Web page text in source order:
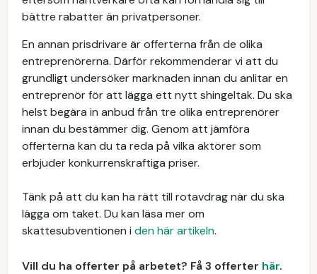
bättre rabatter än privatpersoner.
En annan prisdrivare är offerterna från de olika
entreprenörerna. Därför rekommenderar vi att du
grundligt undersöker marknaden innan du anlitar en
entreprenör för att lägga ett nytt shingeltak. Du ska
helst begära in anbud från tre olika entreprenörer
innan du bestämmer dig. Genom att jämföra
offerterna kan du ta reda på vilka aktörer som
erbjuder konkurrenskraftiga priser.
Tänk på att du kan ha rätt till rotavdrag när du ska
lägga om taket. Du kan läsa mer om
skattesubventionen i den här artikeln.
Vill du ha offerter på arbetet? Få 3 offerter här.